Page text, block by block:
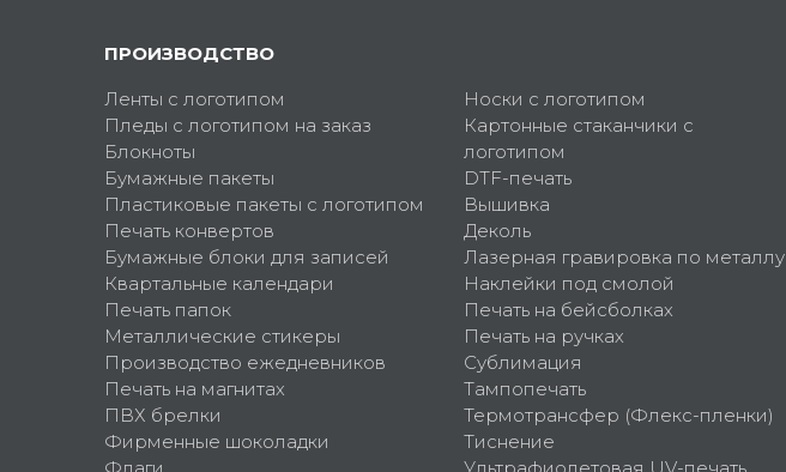
ПРОИЗВОДСТВО
Ленты с логотипом
Пледы с логотипом на заказ
Блокноты
Бумажные пакеты
Пластиковые пакеты с логотипом
Печать конвертов
Бумажные блоки для записей
Квартальные календари
Печать папок
Металлические стикеры
Производство ежедневников
Печать на магнитах
ПВХ брелки
Фирменные шоколадки
Носки с логотипом
Картонные стаканчики с
логотипом
DTF-печать
Вышивка
Деколь
Лазерная гравировка по металлу
Наклейки под смолой
Печать на бейсболках
Печать на ручках
Сублимация
Тампопечать
Термотрансфер (Флекс-пленки)
Тиснение